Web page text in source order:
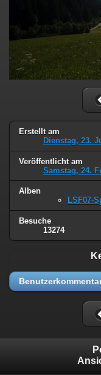
Erstellt am
Dienstag, 23.
Veröffentlicht am
Samstag, 24.
Alben
LSF07-
Besuche
13274